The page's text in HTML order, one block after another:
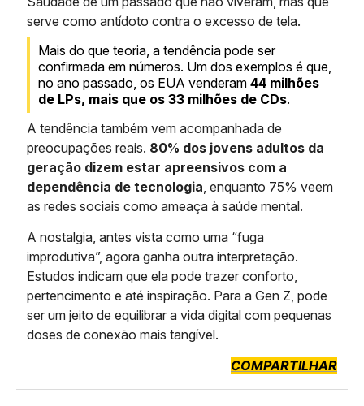
serve como antídoto contra o excesso de tela.
Mais do que teoria, a tendência pode ser
confirmada em números. Um dos exemplos é que,
no ano passado, os EUA venderam 44 milhões
de LPs, mais que os 33 milhões de CDs.
A tendência também vem acompanhada de
preocupações reais. 80% dos jovens adultos da
geração dizem estar apreensivos com a
dependência de tecnologia, enquanto 75% veem
as redes sociais como ameaça à saúde mental.
A nostalgia, antes vista como uma “fuga
improdutiva”, agora ganha outra interpretação.
Estudos indicam que ela pode trazer conforto,
pertencimento e até inspiração. Para a Gen Z, pode
ser um jeito de equilibrar a vida digital com pequenas
doses de conexão mais tangível.
COMPARTILHAR